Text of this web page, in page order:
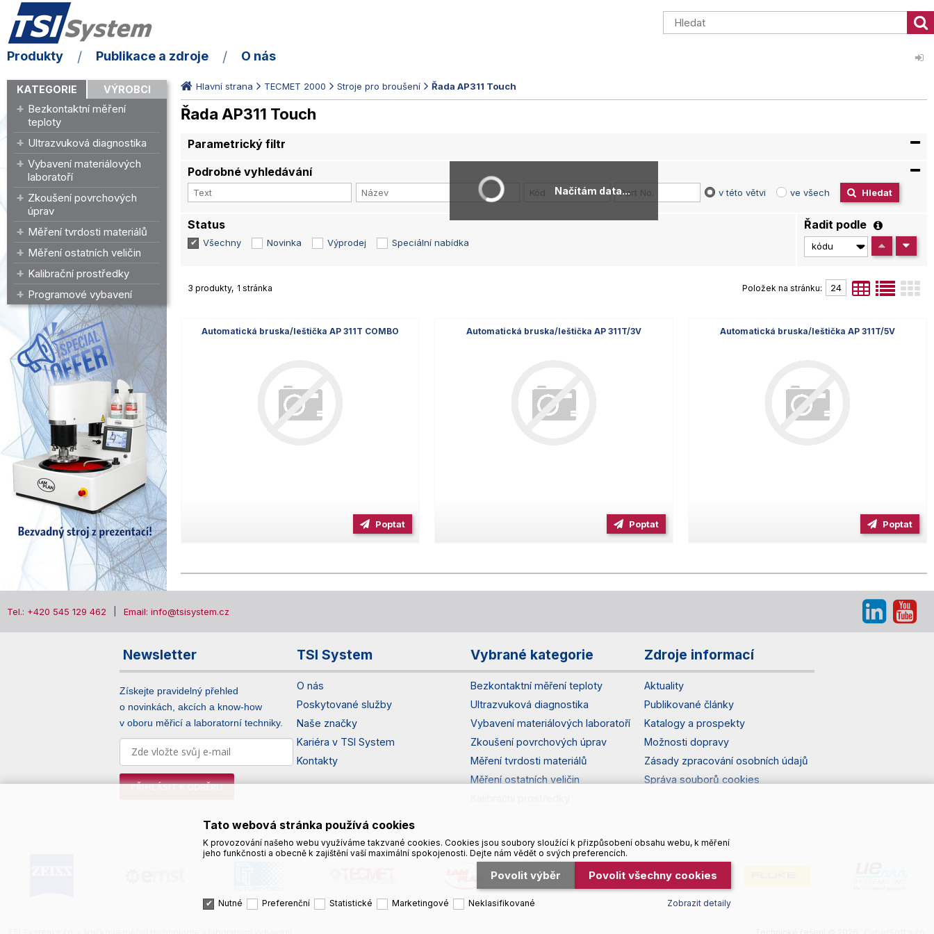
Produkty Publikace a zdroje O nás
KATEGORIE VÝROBCI
Bezkontaktní měření
teploty
Ultrazvuková diagnostika
Vybavení materiálových
laboratoří
Zkoušení povrchových
úprav
Měření tvrdosti materiálů
Měření ostatních veličin
Kalibrační prostředky
Programové vybavení
Hlavní strana TECMET 2000 Stroje pro broušení Řada AP311 Touch
Řada AP311 Touch
Parametrický filtr
Podrobné vyhledávání
v této větvi ve všech Hledat
Status
Všechny Novinka Výprodej Speciální nabídka
Řadit podle
3 produkty 1 stránka Položek na stránku:
Automatická bruska/leštička AP 311T COMBO
Poptat
Automatická bruska/leštička AP 311T/3V
Poptat
Automatická bruska/leštička AP 311T/5V
Poptat
Tel.: +420 545 129 462 Email: info@tsisystem.cz
Newsletter
Získejte pravidelný přehled
o novinkách, akcích a know-how
v oboru měřicí a laboratorní techniky.
PŘIHLÁSIT K ODBĚRU
TSI System
O nás
Poskytované služby
Naše značky
Kariéra v TSI System
Kontakty
Vybrané kategorie
Bezkontaktní měření teploty
Ultrazvuková diagnostika
Vybavení materiálových laboratoří
Zkoušení povrchových úprav
Měření tvrdosti materiálů
Měření ostatních veličin
Zdroje informací
Aktuality
Publikované články
Katalogy a prospekty
Možnosti dopravy
Zásady zpracování osobních údajů
Správa souborů cookies
Tato webová stránka používá cookies
K provozování našeho webu využíváme takzvané cookies. Cookies jsou soubory sloužící k přizpůsobení obsahu webu, k měření
jeho funkčnosti a obecně k zajištění vaší maximální spokojenosti. Dejte nám vědět o svých preferencích.
Povolit výběr Povolit všechny cookies
Nutné Preferenční Statistické Marketingové Neklasifikované Zobrazit detaily
Načítám data...